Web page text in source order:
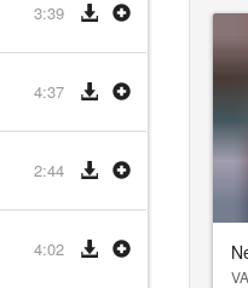
3:39
4:37
2:44
4:02
VA